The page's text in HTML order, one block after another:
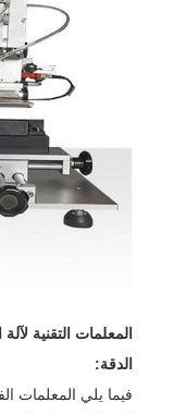
المعلمات التقنية
الدقة:
فيما يلي المعلمات